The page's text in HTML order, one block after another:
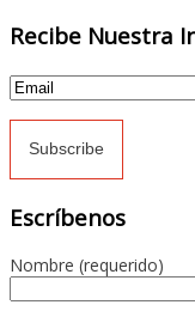
Recibe Nuestra
Escríbenos
Nombre (requerido)